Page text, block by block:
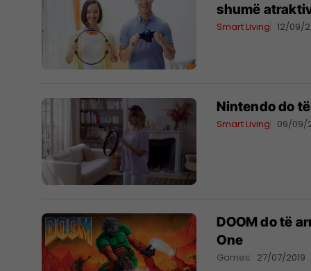
shumë
Smart Living 12/09/
Nintendo do
Smart Living 09/09/
DOOM do të
One
Games 27/07/2019